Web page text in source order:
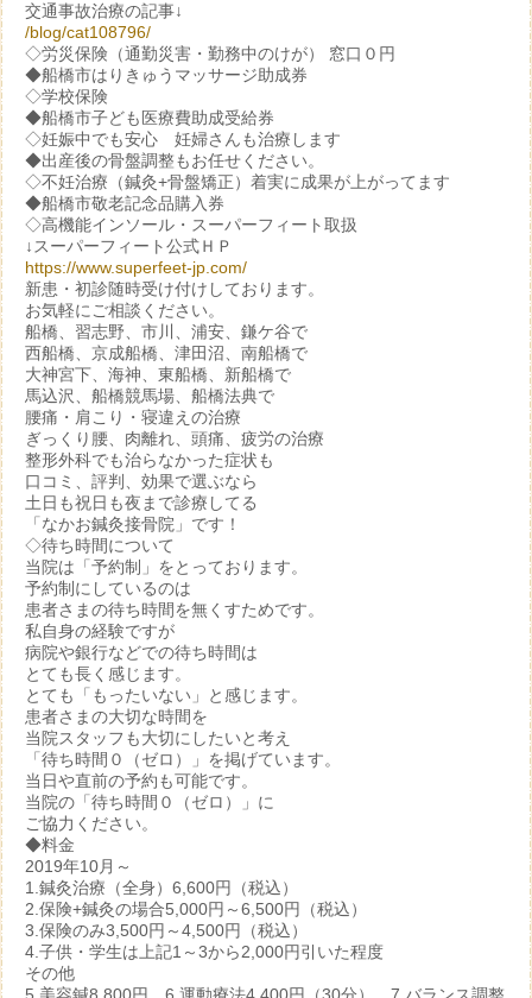
交通事故治療の記事↓
/blog/cat108796/
◇労災保険（通勤災害・勤務中のけが） 窓口０円
◆船橋市はりきゅうマッサージ助成券
◇学校保険
◆船橋市子ども医療費助成受給券
◇妊娠中でも安心 妊婦さんも治療します
◆出産後の骨盤調整もお任せください。
◇不妊治療（鍼灸+骨盤矯正）着実に成果が上がってます
◆船橋市敬老記念品購入券
◇高機能インソール・スーパーフィート取扱
↓スーパーフィート公式ＨＰ
https://www.superfeet-jp.com/
新患・初診随時受け付けしております。
お気軽にご相談ください。
船橋、習志野、市川、浦安、鎌ケ谷で
西船橋、京成船橋、津田沼、南船橋で
大神宮下、海神、東船橋、新船橋で
馬込沢、船橋競馬場、船橋法典で
腰痛・肩こり・寝違えの治療
ぎっくり腰、肉離れ、頭痛、疲労の治療
整形外科でも治らなかった症状も
口コミ、評判、効果で選ぶなら
土日も祝日も夜まで診療してる
「なかお鍼灸接骨院」です！
◇待ち時間について
当院は「予約制」をとっております。
予約制にしているのは
患者さまの待ち時間を無くすためです。
私自身の経験ですが
病院や銀行などでの待ち時間は
とても長く感じます。
とても「もったいない」と感じます。
患者さまの大切な時間を
当院スタッフも大切にしたいと考え
「待ち時間０（ゼロ）」を掲げています。
当日や直前の予約も可能です。
当院の「待ち時間０（ゼロ）」に
ご協力ください。
◆料金
2019年10月～
1.鍼灸治療（全身）6,600円（税込）
2.保険+鍼灸の場合5,000円～6,500円（税込）
3.保険のみ3,500円～4,500円（税込）
4.子供・学生は上記1～3から2,000円引いた程度
その他